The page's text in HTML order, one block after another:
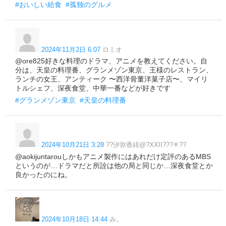
#おいしい給食 #孤独のグルメ
2024年11月2日 6:07 ロミオ
@ore825好きな料理のドラマ、アニメを教えてください。自
分は、天皇の料理番、グランメゾン東京、王様のレストラン、
ランチの女王、アンティーク 〜西洋骨董洋菓子店〜、マイリ
トルシェフ、深夜食堂、中華一番などが好きです
#グランメゾン東京 #天皇の料理番
2024年10月21日 3:28 ??汐弥香緋@?XXII???⚜??
@aokijuntarouしかもアニメ製作にはあれだけ定評のあるMBS
というのが…ドラマだと所詮は他の局と同じか…深夜食堂とか
良かったのにね。
2024年10月18日 14:44 み。